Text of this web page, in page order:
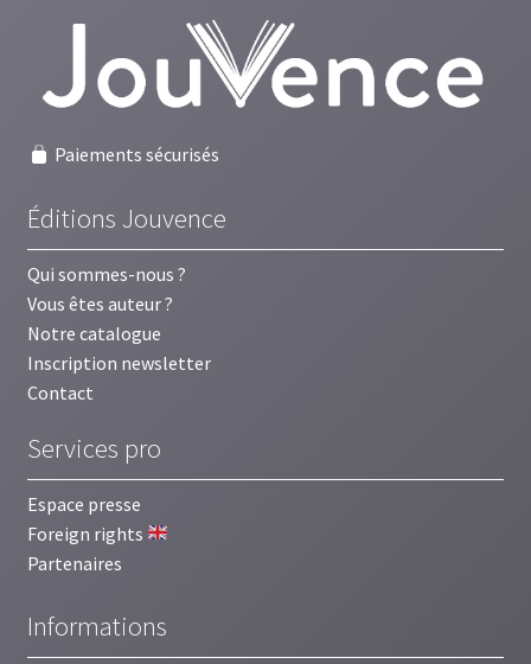
Paiements sécurisés
Éditions Jouvence
Qui sommes-nous ?
Vous êtes auteur ?
Notre catalogue
Inscription newsletter
Contact
Services pro
Espace presse
Foreign rights
Partenaires
Informations